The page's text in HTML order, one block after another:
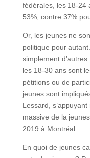
fédérales, les 18-24
53%, contre 37%
Or, les jeunes ne
politique pour
simplement
les 18-30 ans sont
pétitions ou de
jeunes sont
Lessard,
massive de la
2019 à Montréal.
En quoi de jeunes